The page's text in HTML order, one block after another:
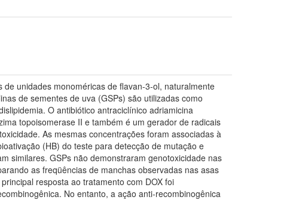
unidades monoméricas de flavan-3-ol, naturalmente
de sementes de uva (GSPs) são utilizadas como
O antibiótico antraciclínico adriamicina
topoisomerase II e também é um gerador de radicais
As mesmas concentrações foram associadas à
(HB) do teste para detecção de mutação e
similares. GSPs não demonstraram genotoxicidade nas
as freqüências de manchas observadas nas asas
resposta ao tratamento com DOX foi
No entanto, a ação anti-recombinogênica